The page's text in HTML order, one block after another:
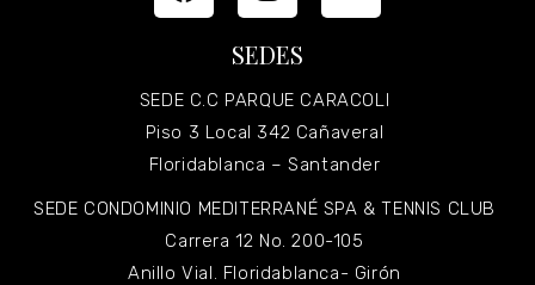
SEDES
SEDE C.C PARQUE CARACOLI
Piso 3 Local 342 Cañaveral
Floridablanca – Santander
SEDE CONDOMINIO MEDITERRANÉ SPA & TENNIS CLUB
Carrera 12 No. 200-105
Anillo Vial. Floridablanca- Girón